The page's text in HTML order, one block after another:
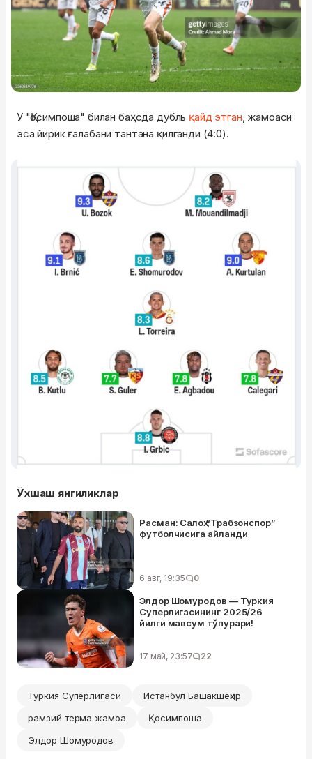
У "Қосимпоша" билан баҳсда дубль қайд этган, жамоаси
эса йирик ғалабани тантана қилганди (4:0).
Ўхшаш янгиликлар
Расман: Салоҳ “Трабзонспор”
футболчисига айланди
6 авг, 19:35 0
Элдор Шомуродов — Туркия
Суперлигасининг 2025/26
йилги мавсум тўпурари!
17 май, 23:57 22
Туркия Суперлигаси
Истанбул Башакшеҳир
рамзий терма жамоа
Қосимпоша
Элдор Шомуродов